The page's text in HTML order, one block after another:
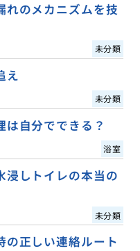
れのメカニズムを技
未分類
え
未分類
自分でできる？
浴室
浸しトイレの本当の
未分類
の正しい連絡ルート